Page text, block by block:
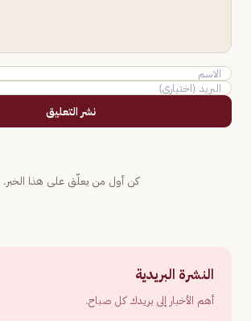
نشر التعليق
كن أول من يعلّق على هذا الخبر.
النشرة البريدية
أهم الأخبار إلى بريدك كل صباح.